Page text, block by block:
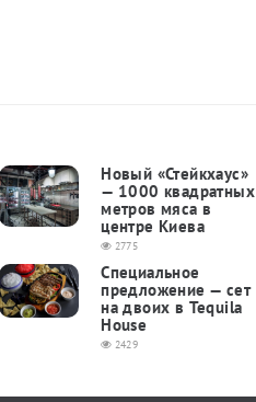
Новый «Стейкхаус»
— 1000 квадратных
метров мяса в
центре Киева
2775
Специальное
предложение — сет
на двоих в Tequila
House
2429